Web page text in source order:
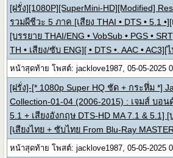
[ฝรั่ง][1080P][SuperMini-HD][Modified]
รวมผีชีวะ 5 ภาค [เสียง THAI • DTS • 5.1 •][
[บรรยาย THAI/ENG • VobSub • PGS •
TH • เสียง/ซับ ENG][ • DTS •. AAC • AC3][
หน้าสุดท้าย โพสต์: jacklove1987, 05-05-2025
[ฝรั่ง]-[* 1080p Super HQ ชัด + กระหึ่ม *]
Collection-01-04 (2006-2015) : เจมส์ บอ
5.1 + เสียงอังกฤษ DTS-HD MA 7.1 & 5.1]
[เสียงไทย + ซับไทย From Blu-Ray
หน้าสุดท้าย โพสต์: jacklove1987, 05-05-2025